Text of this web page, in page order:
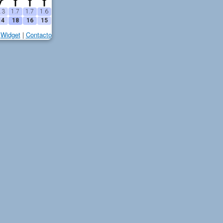
1.7 1.7 1.6
18 16 15
Widget| Contacto